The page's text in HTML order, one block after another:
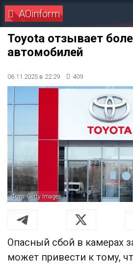
AOinform
Toyota отзывает
автомобилей
06.11.2025 в 22:29 409
Фото: Getty Images
Опасный сбой в камерах
может привести к тому,